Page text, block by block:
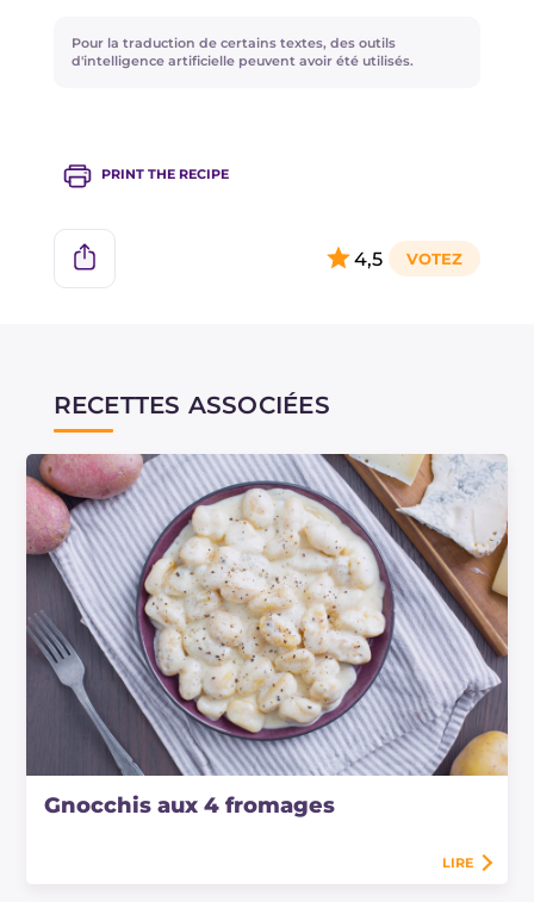
les décongeler au préalable.
Pour la traduction de certains textes, des outils
d'intelligence artificielle peuvent avoir été utilisés.
PRINT THE RECIPE
4,5
RECETTES ASSOCIÉES
Gnocchis aux 4 fromages
LIRE